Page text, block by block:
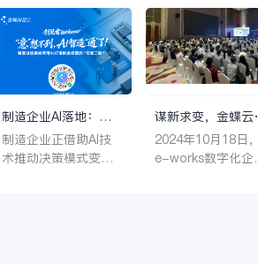
ERP生态伙伴精斗云
专场游学会在杭州阿
里园区顺利举行。来
自全国的近400位精斗
云伙伴精英共同聆听
电商运营经验，共商
智慧市场转型升级。
过模块化设计、
集成及AI技术应用
解决物料编码、变
效率等行业痛点，
在提升实施成功率
业个性化与高效管
需求。
制造企业AI落地：
从“经验拍板”到“人机
协同决策”的转变
制造企业正借助AI技
术推动决策模式变
谋新求变，金蝶云
空参加电子高科技
业智能制造论坛
2024年10月18日
e-works数字化企